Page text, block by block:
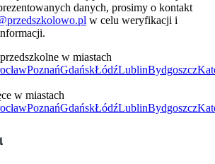
danych, prosimy o kontakt
w celu weryfikacji i
w miastach
PoznańGdańskŁódźLublinBydgoszcz
w miastach
PoznańGdańskŁódźLublinBydgoszcz